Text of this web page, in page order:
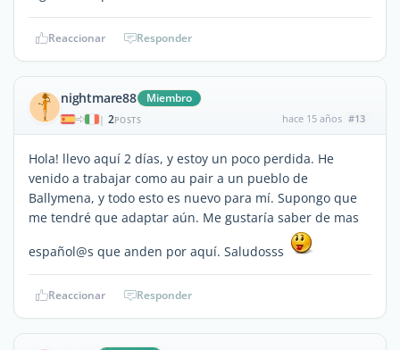
Reaccionar Responder
nightmare88 Miembro
| 2POSTS hace 15 años #13
Hola! llevo aquí 2 días, y estoy un poco perdida. He
venido a trabajar como au pair a un pueblo de
Ballymena, y todo esto es nuevo para mí. Supongo que
me tendré que adaptar aún. Me gustaría saber de mas
español@s que anden por aquí. Saludosss
Reaccionar Responder